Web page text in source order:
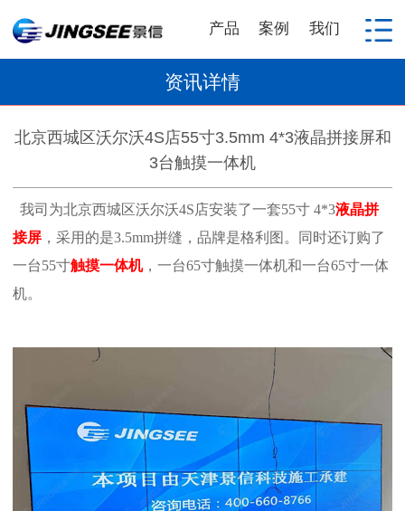
产品 案例 我们
资讯详情
北京西城区沃尔沃4S店55寸3.5mm 4*3液晶拼接屏和
3台触摸一体机
我司为北京西城区沃尔沃4S店安装了一套55寸 4*3液晶拼
接屏 ，采用的是3.5mm拼缝，品牌是格利图。同时还订购了
一台55寸触摸一体机，一台65寸触摸一体机和一台65寸一体
机。